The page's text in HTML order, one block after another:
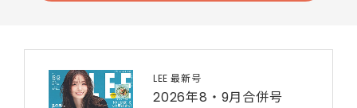
LEE 最新号
2026年8・9月合併号